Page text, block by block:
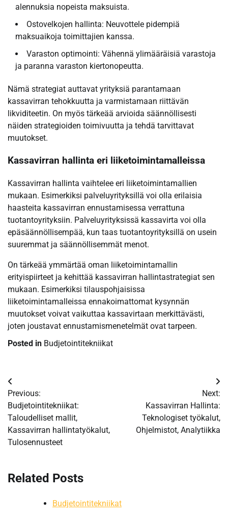
alennuksia nopeista maksuista.
Ostovelkojen hallinta: Neuvottele pidempiä
maksuaikoja toimittajien kanssa.
Varaston optimointi: Vähennä ylimääräisiä varastoja
ja paranna varaston kiertonopeutta.
Nämä strategiat auttavat yrityksiä parantamaan
kassavirran tehokkuutta ja varmistamaan riittävän
likviditeetin. On myös tärkeää arvioida säännöllisesti
näiden strategioiden toimivuutta ja tehdä tarvittavat
muutokset.
Kassavirran hallinta eri liiketoimintamalleissa
Kassavirran hallinta vaihtelee eri liiketoimintamallien
mukaan. Esimerkiksi palveluyrityksillä voi olla erilaisia
haasteita kassavirran ennustamisessa verrattuna
tuotantoyrityksiin. Palveluyrityksissä kassavirta voi olla
epäsäännöllisempää, kun taas tuotantoyrityksillä on usein
suuremmat ja säännöllisemmät menot.
On tärkeää ymmärtää oman liiketoimintamallin
erityispiirteet ja kehittää kassavirran hallintastrategiat sen
mukaan. Esimerkiksi tilauspohjaisissa
liiketoimintamalleissa ennakoimattomat kysynnän
muutokset voivat vaikuttaa kassavirtaan merkittävästi,
joten joustavat ennustamismenetelmät ovat tarpeen.
Posted in Budjetointitekniikat
Post
navigation
Previous:
Budjetointitekniikat:
Taloudelliset mallit,
Kassavirran hallintatyökalut,
Tulosennusteet
Next:
Kassavirran Hallinta:
Teknologiset työkalut,
Ohjelmistot, Analytiikka
Related Posts
Budjetointitekniikat